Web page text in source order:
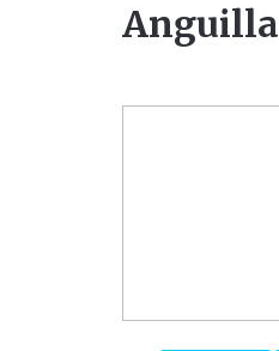
Anguilla